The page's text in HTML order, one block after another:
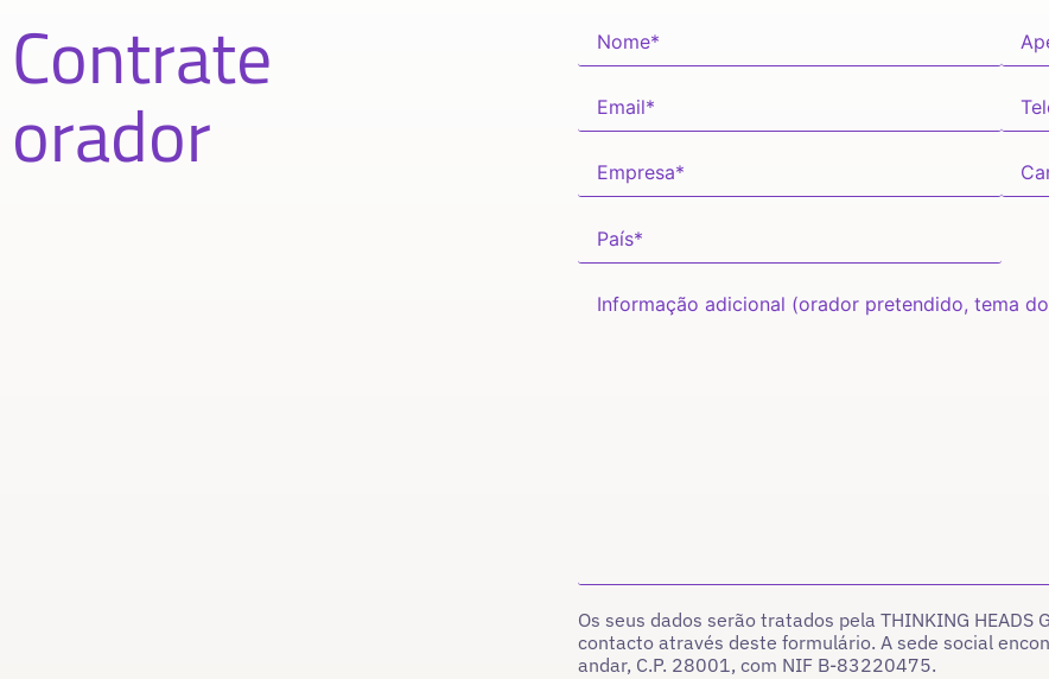
Contrate
orador
Os seus dados serão tratados pela THINKING HEADS
contacto através deste formulário. A sede social
andar, C.P. 28001, com NIF B-83220475.